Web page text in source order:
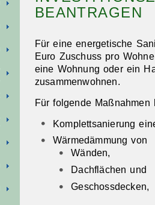
BEANTRAGEN
Für eine energetische
Euro Zuschuss pro
eine Wohnung oder ein
zusammenwohnen.
Für folgende
Komplettsanierung
Wärmedämmung von
Wänden,
Dachflächen und
Geschossdecken,